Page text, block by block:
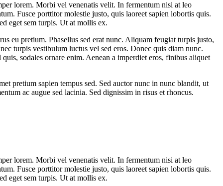
lorem. Morbi vel venenatis velit. In fermentum nisi at leo
Fusce porttitor molestie justo, quis laoreet sapien lobortis quis.
eget sem turpis. Ut at mollis ex.
eu pretium. Phasellus sed erat nunc. Aliquam feugiat turpis justo,
turpis vestibulum luctus vel sed eros. Donec quis diam nunc.
sodales ornare enim. Aenean a imperdiet eros, finibus aliquet
pretium sapien tempus sed. Sed auctor nunc in nunc blandit, ut
ac augue sed lacinia. Sed dignissim in risus et rhoncus.
lorem. Morbi vel venenatis velit. In fermentum nisi at leo
Fusce porttitor molestie justo, quis laoreet sapien lobortis quis.
eget sem turpis. Ut at mollis ex.